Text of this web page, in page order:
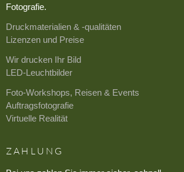
Fotografie.
Druckmaterialien & -qualitäten
Lizenzen und Preise
Wir drucken Ihr Bild
LED-Leuchtbilder
Foto-Workshops, Reisen & Events
Auftragsfotografie
Virtuelle Realität
ZAHLUNG